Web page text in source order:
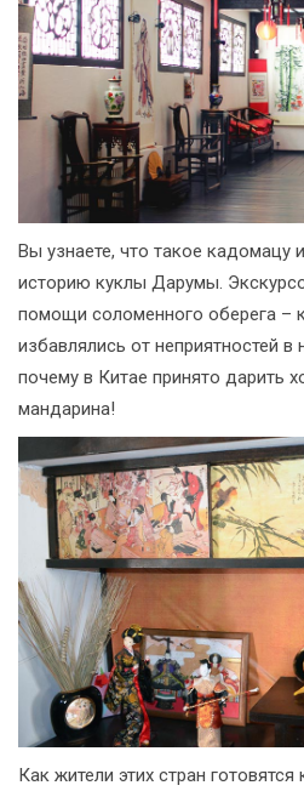
Вы узнаете, что такое кадомацу
историю куклы Дарумы.
помощи соломенного оберега –
избавлялись от неприятностей
почему в Китае принято дарить
мандарина!
Как жители этих стран